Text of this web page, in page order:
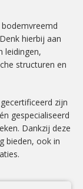
hierbij aan
leidingen,
structuren en
zijn
gespecialiseerd
Dankzij deze
bieden, ook in